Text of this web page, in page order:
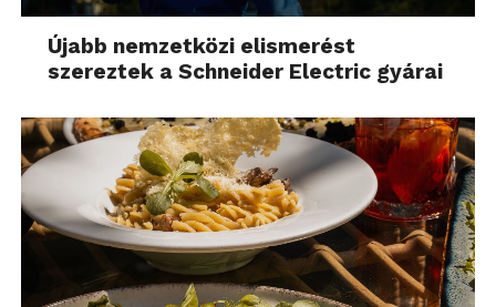
Újabb nemzetközi elismerést
szereztek a Schneider Electric gyárai